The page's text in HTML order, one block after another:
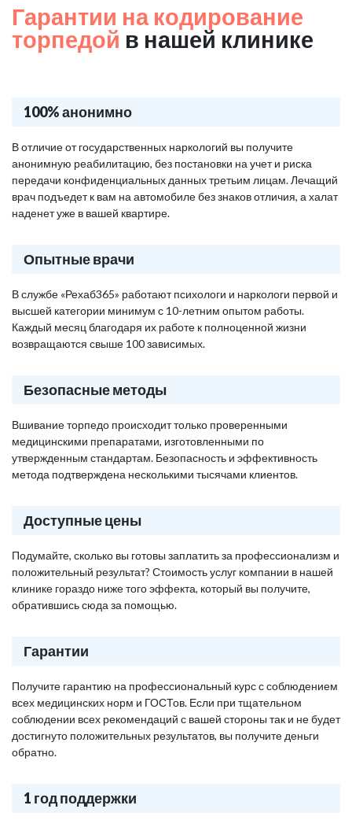
Гарантии на кодирование
торпедой в нашей клинике
100% анонимно
В отличие от государственных наркологий вы получите
анонимную реабилитацию, без постановки на учет и риска
передачи конфиденциальных данных третьим лицам. Лечащий
врач подъедет к вам на автомобиле без знаков отличия, а халат
наденет уже в вашей квартире.
Опытные врачи
В службе «Рехаб365» работают психологи и наркологи первой и
высшей категории минимум с 10-летним опытом работы.
Каждый месяц благодаря их работе к полноценной жизни
возвращаются свыше 100 зависимых.
Безопасные методы
Вшивание торпедо происходит только проверенными
медицинскими препаратами, изготовленными по
утвержденным стандартам. Безопасность и эффективность
метода подтверждена несколькими тысячами клиентов.
Доступные цены
Подумайте, сколько вы готовы заплатить за профессионализм и
положительный результат? Стоимость услуг компании в нашей
клинике гораздо ниже того эффекта, который вы получите,
обратившись сюда за помощью.
Гарантии
Получите гарантию на профессиональный курс с соблюдением
всех медицинских норм и ГОСТов. Если при тщательном
соблюдении всех рекомендаций с вашей стороны так и не будет
достигнуто положительных результатов, вы получите деньги
обратно.
1 год поддержки